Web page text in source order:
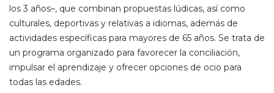
los 3 años–, que combinan propuestas lúdicas, así como
culturales, deportivas y relativas a idiomas, además de
actividades específicas para mayores de 65 años. Se trata de
un programa organizado para favorecer la conciliación,
impulsar el aprendizaje y ofrecer opciones de ocio para
todas las edades.